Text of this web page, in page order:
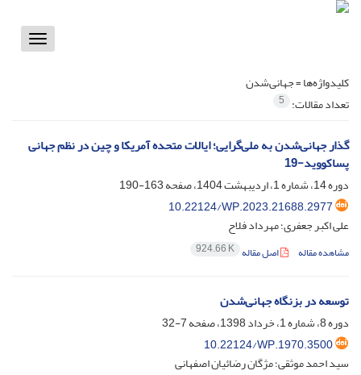
Toggle
کلیدواژه‌ها =جهانی‌شدن
تعداد مقالات: 5
گذار جهانی‌شدن به ملی‌گرایی؛ ایالات متحده آمریکا و چین در نظم جهانی
پساکووید-19
دوره 14، شماره 1، اردیبهشت 1404، صفحه
163-190
10.22124/WP.2023.21688.2977
علی اکبر جعفری؛ مهرداد فلاح
مشاهده مقاله اصل مقاله 924.66 K
توسعه در بزنگاه جهانی‌شدن
دوره 8، شماره 1، خرداد 1398، صفحه
7-32
10.22124/WP.1970.3500
سید احمد موثقی؛ مژگان رضائیان اصفهانی